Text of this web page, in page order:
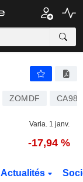
ZOMDF
Varia. 1 janv.
-17,94 %
Actualités